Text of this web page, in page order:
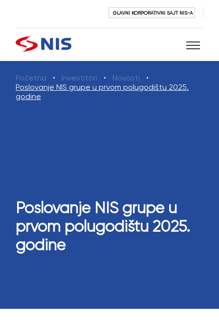
GLAVNI KORPORATIVNI SAJT NIS-A
Pretraži
Početna Investitori
Novosti
Poslovanje NIS grupe u prvom polugodištu 2025.
godine
Poslovanje NIS grupe u
prvom polugodištu 2025.
godine